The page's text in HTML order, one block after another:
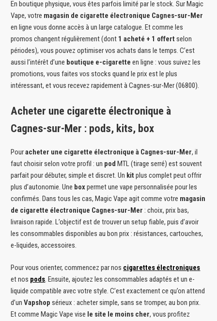
En boutique physique, vous êtes parfois limité par le stock. Sur Magic
Vape, votre magasin de cigarette électronique Cagnes-sur-Mer
en ligne vous donne accès à un large catalogue. Et comme les
promos changent régulièrement (dont 1 acheté + 1 offert selon
périodes), vous pouvez optimiser vos achats dans le temps. C’est
aussi l’intérêt d’une boutique e-cigarette en ligne : vous suivez les
promotions, vous faites vos stocks quand le prix est le plus
intéressant, et vous recevez rapidement à Cagnes-sur-Mer (06800).
Acheter une cigarette électronique à
Cagnes-sur-Mer : pods, kits, box
Pouracheter une cigarette électronique à Cagnes-sur-Mer, il
faut choisir selon votre profil : un pod MTL (tirage serré) est souvent
parfait pour débuter, simple et discret. Un kit plus complet peut offrir
plus d’autonomie. Une boxpermet une vape personnalisée pour les
confirmés. Dans tous les cas, Magic Vape agit comme votre magasin
de cigarette électronique Cagnes-sur-Mer : choix, prix bas,
livraison rapide. L’objectif est de trouver un setup fiable, puis d’avoir
les consommables disponibles au bon prix : résistances, cartouches,
e-liquides, accessoires.
Pour vous orienter, commencez par nos cigarettes électroniques
et nos pods. Ensuite, ajoutez les consommables adaptés et un e-
liquide compatible avec votre style. C’est exactement ce qu’on attend
d’unVapshop sérieux : acheter simple, sans se tromper, au bon prix.
Et comme Magic Vape vise le site le moins cher, vous profitez